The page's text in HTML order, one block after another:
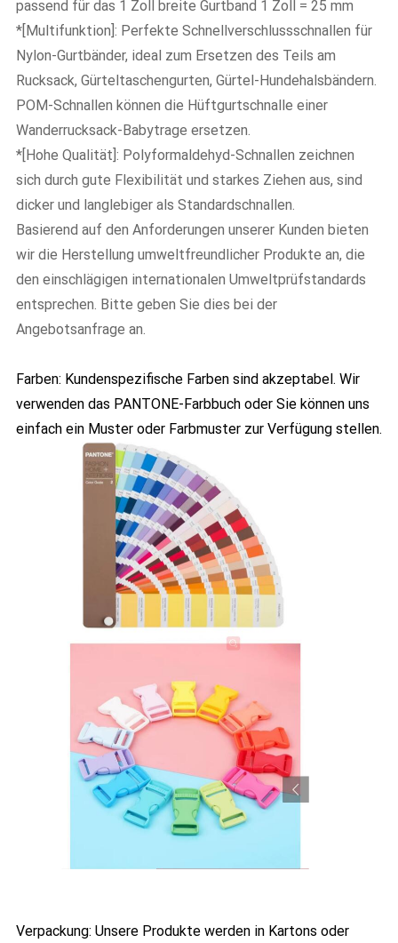
passend für das 1 Zoll breite Gurtband 1 Zoll = 25 mm
*[Multifunktion]: Perfekte Schnellverschlussschnallen für
Nylon-Gurtbänder, ideal zum Ersetzen des Teils am
Rucksack, Gürteltaschengurten, Gürtel-Hundehalsbändern.
POM-Schnallen können die Hüftgurtschnalle einer
Wanderrucksack-Babytrage ersetzen.
*[Hohe Qualität]: Polyformaldehyd-Schnallen zeichnen
sich durch gute Flexibilität und starkes Ziehen aus, sind
dicker und langlebiger als Standardschnallen.
Basierend auf den Anforderungen unserer Kunden bieten
wir die Herstellung umweltfreundlicher Produkte an, die
den einschlägigen internationalen Umweltprüfstandards
entsprechen. Bitte geben Sie dies bei der
Angebotsanfrage an.
Farben: Kundenspezifische Farben sind akzeptabel. Wir
verwenden das PANTONE-Farbbuch oder Sie können uns
einfach ein Muster oder Farbmuster zur Verfügung stellen.
Verpackung: Unsere Produkte werden in Kartons oder